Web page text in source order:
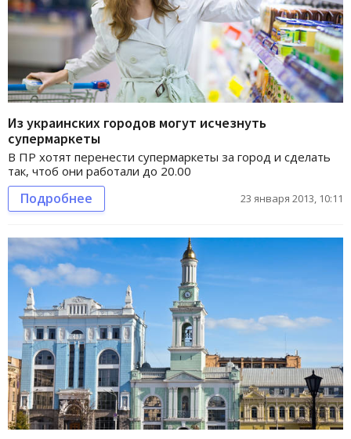
Из украинских городов могут исчезнуть
супермаркеты
В ПР хотят перенести супермаркеты за город и сделать
так, чтоб они работали до 20.00
Подробнее 23 января 2013, 10:11